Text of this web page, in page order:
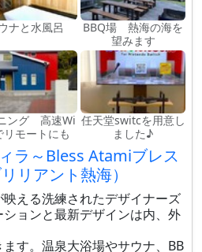
ナと水風呂
BBQ場 熱海の海を
望みます
ング 高速Wi
リモートにも
任天堂switcを用意し
ました♪
ラ～Bless Atamiブレス
リアント熱海）
える洗練されたデザイナーズ
ョンと最新デザインは内、外
す。温泉大浴場やサウナ、BB